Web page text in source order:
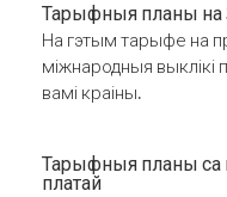
Тарыфныя планы на
На гэтым тарыфе на
міжнародныя выклікі
вамі краіны.
Тарыфныя планы са
платай